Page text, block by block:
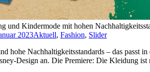
und Kindermode mit hohen
2023Aktuell, Fashion, Slider
hohe Nachhaltigkeitsstandards – das passt
Design an. Die Premiere: Die Kleidung